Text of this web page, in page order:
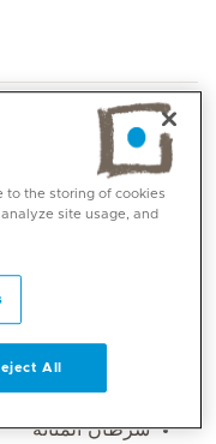
أورام المسالك
سرطان الكلى
سرطان البروستاتا
سرطان المثانة
to the storing of cookies
site usage, and
All